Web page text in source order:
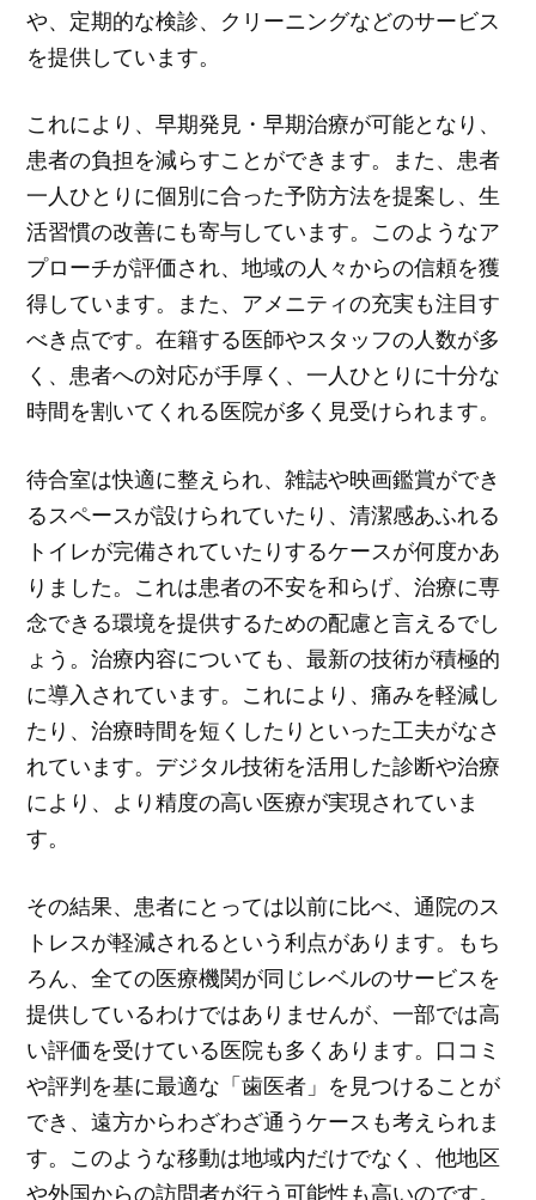
や、定期的な検診、クリーニングなどのサービス
を提供しています。
これにより、早期発見・早期治療が可能となり、
患者の負担を減らすことができます。また、患者
一人ひとりに個別に合った予防方法を提案し、生
活習慣の改善にも寄与しています。このようなア
プローチが評価され、地域の人々からの信頼を獲
得しています。また、アメニティの充実も注目す
べき点です。在籍する医師やスタッフの人数が多
く、患者への対応が手厚く、一人ひとりに十分な
時間を割いてくれる医院が多く見受けられます。
待合室は快適に整えられ、雑誌や映画鑑賞ができ
るスペースが設けられていたり、清潔感あふれる
トイレが完備されていたりするケースが何度かあ
りました。これは患者の不安を和らげ、治療に専
念できる環境を提供するための配慮と言えるでし
ょう。治療内容についても、最新の技術が積極的
に導入されています。これにより、痛みを軽減し
たり、治療時間を短くしたりといった工夫がなさ
れています。デジタル技術を活用した診断や治療
により、より精度の高い医療が実現されていま
す。
その結果、患者にとっては以前に比べ、通院のス
トレスが軽減されるという利点があります。もち
ろん、全ての医療機関が同じレベルのサービスを
提供しているわけではありませんが、一部では高
い評価を受けている医院も多くあります。口コミ
や評判を基に最適な「歯医者」を見つけることが
でき、遠方からわざわざ通うケースも考えられま
す。このような移動は地域内だけでなく、他地区
や外国からの訪問者が行う可能性も高いのです。